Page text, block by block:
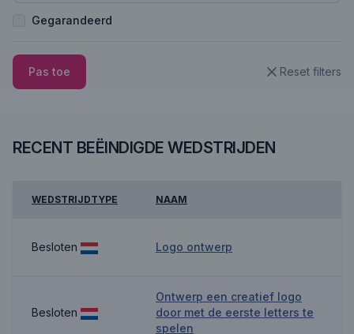
Gegarandeerd
Pas toe Reset filters
RECENT BEËINDIGDE WEDSTRIJDEN
WEDSTRIJDTYPE NAAM
Besloten Logo ontwerp
Besloten
Ontwerp een creatief logo
door met de eerste letters te
spelen